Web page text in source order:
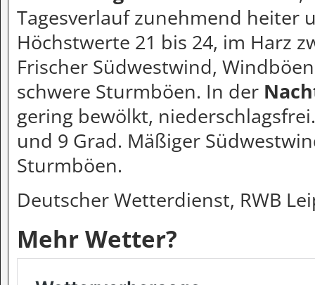
Tagesverlauf zunehmend heiter
Höchstwerte 21 bis 24, im Harz
Frischer Südwestwind,
schwere Sturmböen. In der
gering bewölkt,
und 9 Grad. Mäßiger
Sturmböen.
Deutscher Wetterdienst, RWB
Mehr Wetter?